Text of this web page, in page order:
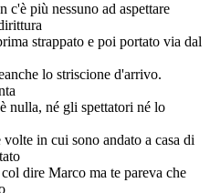
c'è più nessuno ad aspettare
strappato e poi portato via dal
lo striscione d'arrivo.
nulla, né gli spettatori né lo
in cui sono andato a casa di
dire Marco ma te pareva che